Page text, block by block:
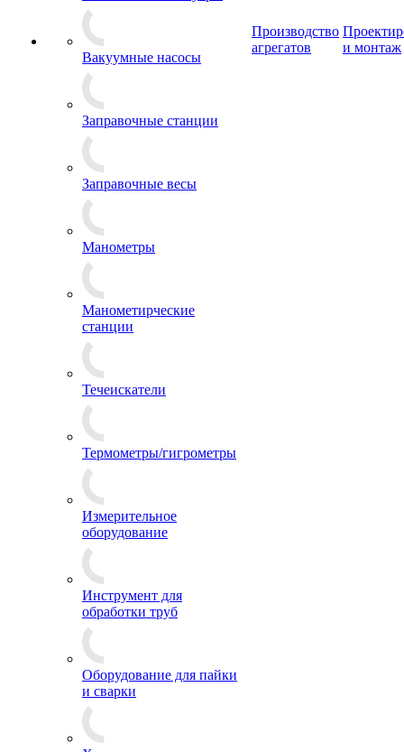
Вакуумные насосы
Заправочные станции
Заправочные весы
Манометры
Манометирческие
станции
Течеискатели
Термометры/гигрометры
Измерительное
оборудование
Инструмент для
обработки труб
Оборудование для пайки
и сварки
Производство
агрегатов
и монтаж